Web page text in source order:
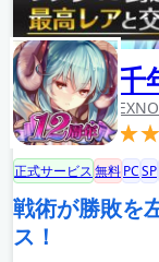
千
正式サービス無料PCSP
戦術が勝敗を
ス！